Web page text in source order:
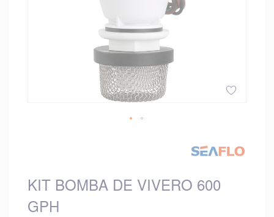
la
galería
de
KIT BOMBA DE VIVERO 600
GPH